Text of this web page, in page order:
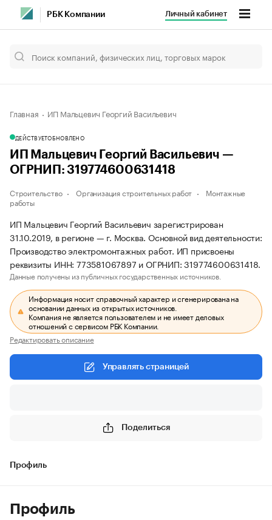
РБК Компании Личный кабинет
Главная ИП Мальцевич Георгий Васильевич
ДЕЙСТВУЕТОБНОВЛЕНО
ИП Мальцевич Георгий Васильевич —
ОГРНИП: 319774600631418
Строительство Организация строительных работ
Монтажные
работы
ИП Мальцевич Георгий Васильевич зарегистрирован
31.10.2019, в регионе — г. Москва. Основной вид деятельности:
Производство электромонтажных работ. ИП присвоены
реквизиты ИНН: 773581067897 и ОГРНИП: 319774600631418.
Данные получены из публичных государственных источников.
Информация носит справочный характер и сгенерирована на
основании данных из открытых источников.
Компания не является пользователем и не имеет деловых
отношений с сервисом РБК Компании.
Редактировать описание
Управлять страницей
Поделиться
Профиль
Профиль